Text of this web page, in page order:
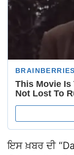
ਇਸ ਖ਼ਬਰ ਦੀ